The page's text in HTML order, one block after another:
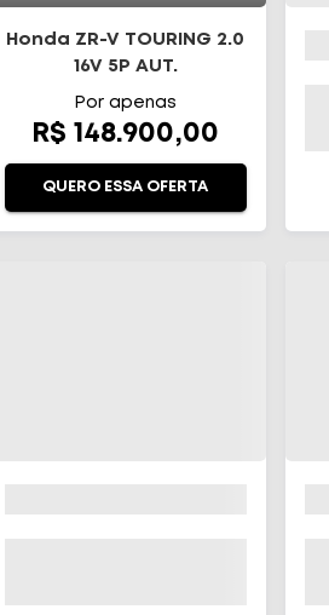
Honda ZR-V TOURING 2.0
16V 5P AUT.
Por apenas
R$ 148.900,00
QUERO ESSA OFERTA